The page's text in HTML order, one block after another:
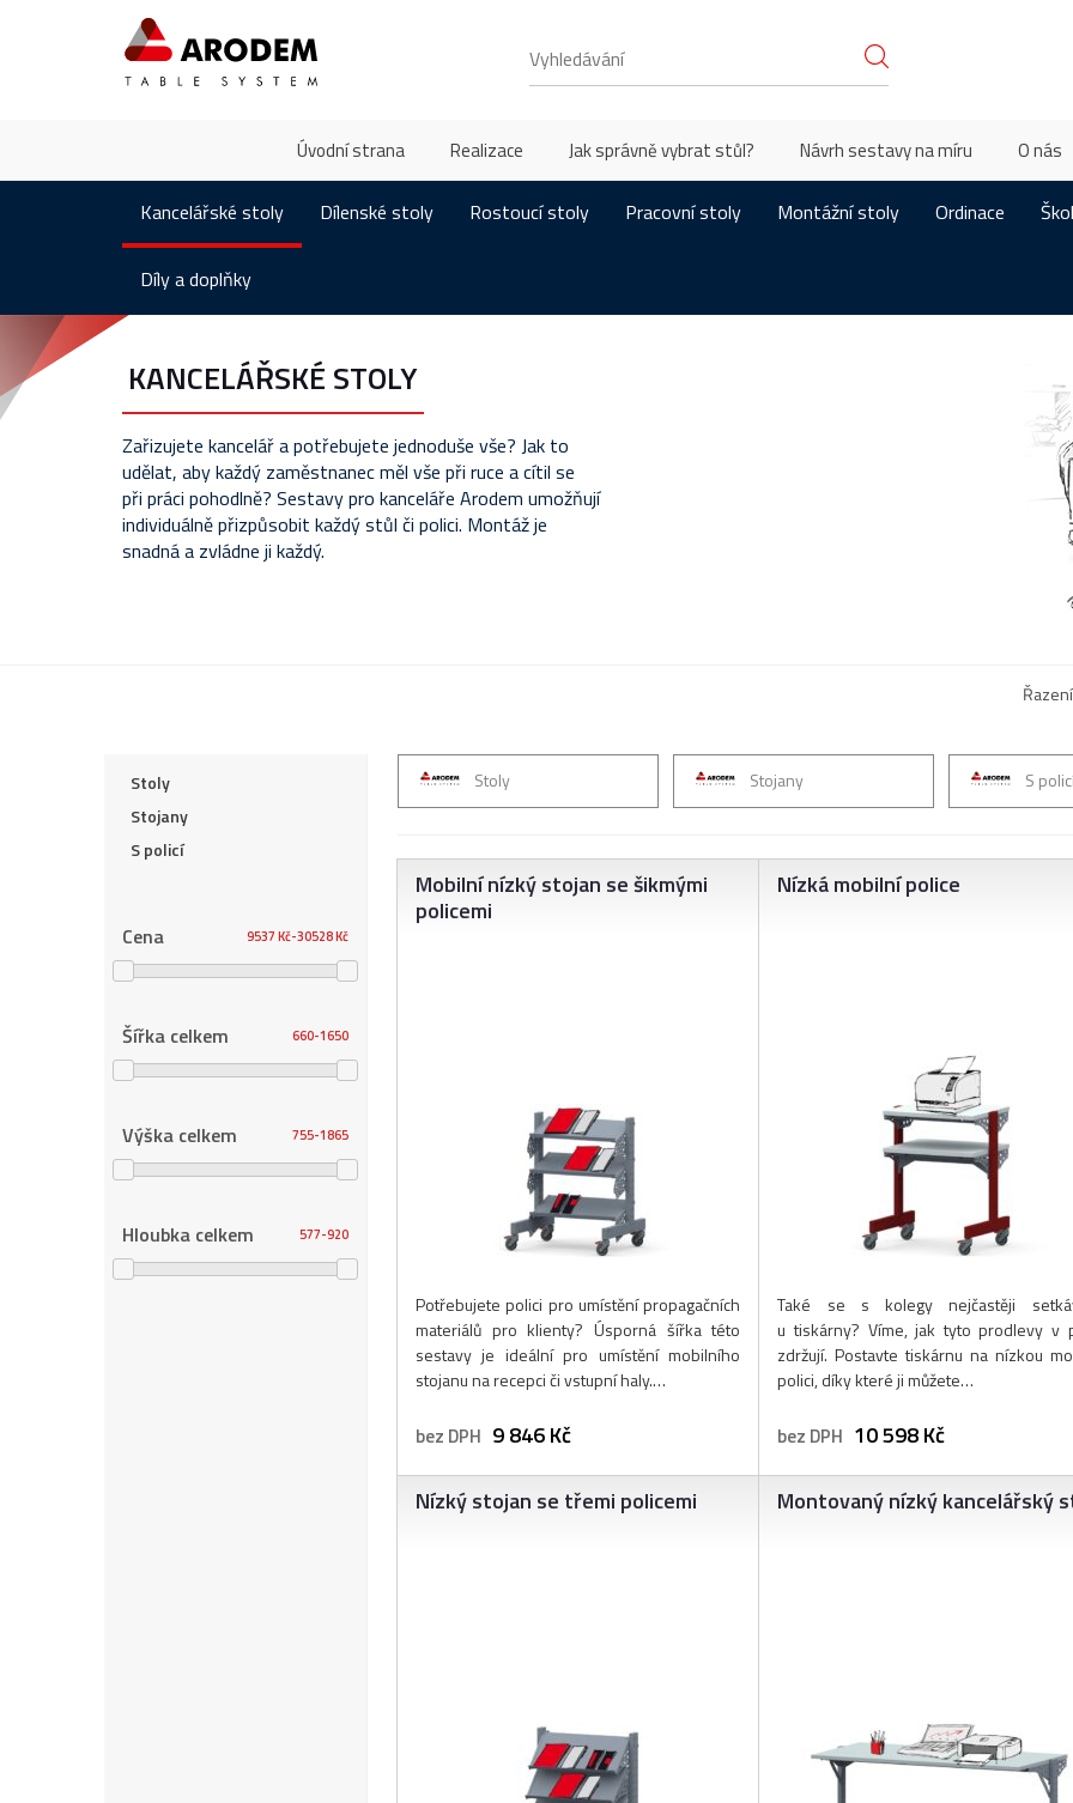
Úvodní strana Realizace Jak správně vybrat stůl? Návrh sestavy na míru O nás
Kancelářské stoly Dílenské stoly Rostoucí stoly Pracovní stoly Montážní stoly Ordinace
Díly a doplňky
KANCELÁŘSKÉ STOLY
Zařizujete kancelář a potřebujete jednoduše vše? Jak to
udělat, aby každý zaměstnanec měl vše při ruce a cítil se
při práci pohodlně? Sestavy pro kanceláře Arodem umožňují
individuálně přizpůsobit každý stůl či polici. Montáž je
snadná a zvládne ji každý.
Stoly
Stojany
S policí
Cena 30528 Kč
9537 Kč
Šířka celkem 1650
660
Výška celkem 1865
755
Hloubka celkem 920
577
Stoly Stojany S
Mobilní nízký stojan se šikmými
policemi
Potřebujete polici pro umístění propagačních
materiálů pro klienty? Úsporná šířka této
sestavy je ideální pro umístění mobilního
stojanu na recepci či vstupní haly.…
bez DPH 9 846 Kč
Nízká mobilní police
Také se s kolegy nejčastěji
u tiskárny? Víme, jak tyto prodlevy v
zdržují. Postavte tiskárnu na nízkou
polici, díky které ji můžete…
bez DPH 10 598 Kč
Nízký stojan se třemi policemi Montovaný nízký kancelářský